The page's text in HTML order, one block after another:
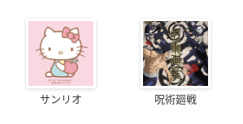
サンリオ 呪術廻戦